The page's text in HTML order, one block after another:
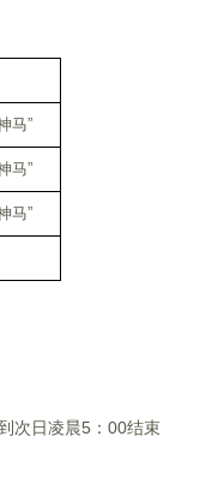
马”
马”
马”
次日凌晨5：00结束